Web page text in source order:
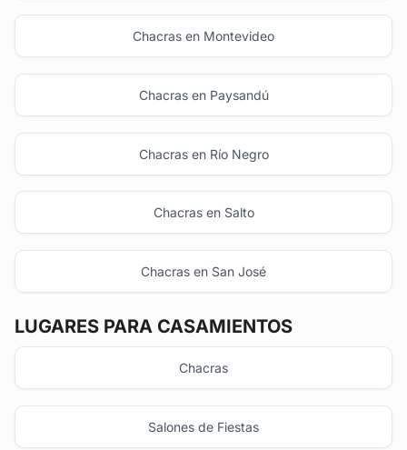
Chacras en Montevideo
Chacras en Paysandú
Chacras en Río Negro
Chacras en Salto
Chacras en San José
LUGARES PARA CASAMIENTOS
Chacras
Salones de Fiestas